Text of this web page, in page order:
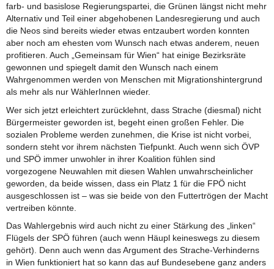
farb- und basislose Regierungspartei, die Grünen längst nicht mehr
Alternativ und Teil einer abgehobenen Landesregierung und auch
die Neos sind bereits wieder etwas entzaubert worden konnten
aber noch am ehesten vom Wunsch nach etwas anderem, neuen
profitieren. Auch „Gemeinsam für Wien“ hat einige Bezirksräte
gewonnen und spiegelt damit den Wunsch nach einem
Wahrgenommen werden von Menschen mit Migrationshintergrund
als mehr als nur WählerInnen wieder.
Wer sich jetzt erleichtert zurücklehnt, dass Strache (diesmal) nicht
Bürgermeister geworden ist, begeht einen großen Fehler. Die
sozialen Probleme werden zunehmen, die Krise ist nicht vorbei,
sondern steht vor ihrem nächsten Tiefpunkt. Auch wenn sich ÖVP
und SPÖ immer unwohler in ihrer Koalition fühlen sind
vorgezogene Neuwahlen mit diesen Wahlen unwahrscheinlicher
geworden, da beide wissen, dass ein Platz 1 für die FPÖ nicht
ausgeschlossen ist – was sie beide von den Futtertrögen der Macht
vertreiben könnte.
Das Wahlergebnis wird auch nicht zu einer Stärkung des „linken“
Flügels der SPÖ führen (auch wenn Häupl keineswegs zu diesem
gehört). Denn auch wenn das Argument des Strache-Verhinderns
in Wien funktioniert hat so kann das auf Bundesebene ganz anders